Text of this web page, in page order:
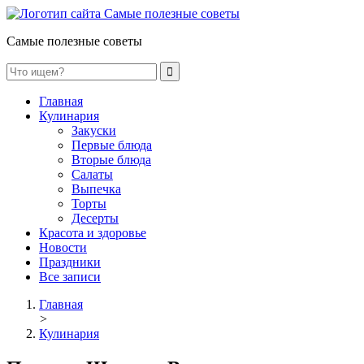
Самые полезные советы
Главная
Кулинария
Закуски
Первые блюда
Вторые блюда
Салаты
Выпечка
Торты
Десерты
Красота и здоровье
Новости
Праздники
Все записи
Главная
>
Кулинария